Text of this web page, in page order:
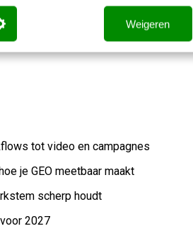
Weigeren
tot video en campagnes
je GEO meetbaar maakt
scherp houdt
2027